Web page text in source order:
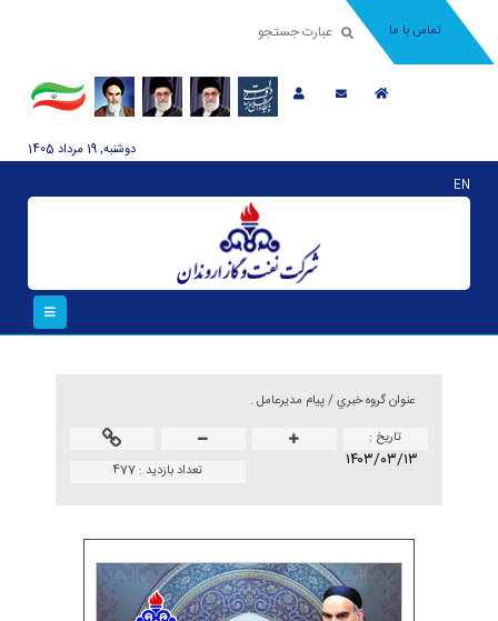
تماس با ما
دوشنبه, 19 مرداد 1405
EN
عنوان گروه خبري /پیام مدیرعامل .
تاريخ :
۱۴۰۳/۰۳/۱۳ تعداد بازدید : 477